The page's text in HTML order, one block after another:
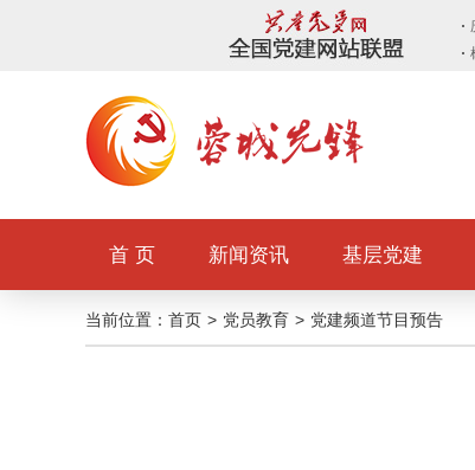
首 页 新闻资讯 基层党建
当前位置： 首页 > 党员教育 > 党建频道节目预告